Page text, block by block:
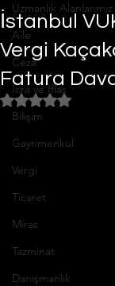
Uzmanlık Alanlarımız
Aile
Ceza
İcra ve İflas
Bilişim
Gayrimenkul
Vergi
Ticaret
Miras
Tazminat
Danışmanlık
İstanbul
Vergi
Fatura
5 üzerinden NaN